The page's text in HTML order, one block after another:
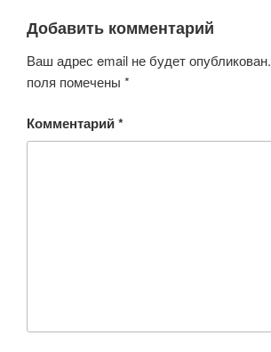
k ni
ki
Добавить комментарий
Ваш адрес email не будет опубликован.
поля помечены *
Комментарий*